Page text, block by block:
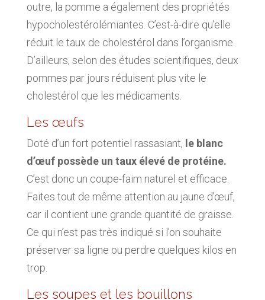
outre, la pomme a également des propriétés
hypocholestérolémiantes. C’est-à-dire qu’elle
réduit le taux de cholestérol dans l’organisme.
D’ailleurs, selon des études scientifiques, deux
pommes par jours réduisent plus vite le
cholestérol que les médicaments.
Les œufs
Doté d’un fort potentiel rassasiant, le blanc
d’œuf possède un taux élevé de protéine.
C’est donc un coupe-faim naturel et efficace.
Faites tout de même attention au jaune d’œuf,
car il contient une grande quantité de graisse.
Ce qui n’est pas très indiqué si l’on souhaite
préserver sa ligne ou perdre quelques kilos en
trop.
Les soupes et les bouillons